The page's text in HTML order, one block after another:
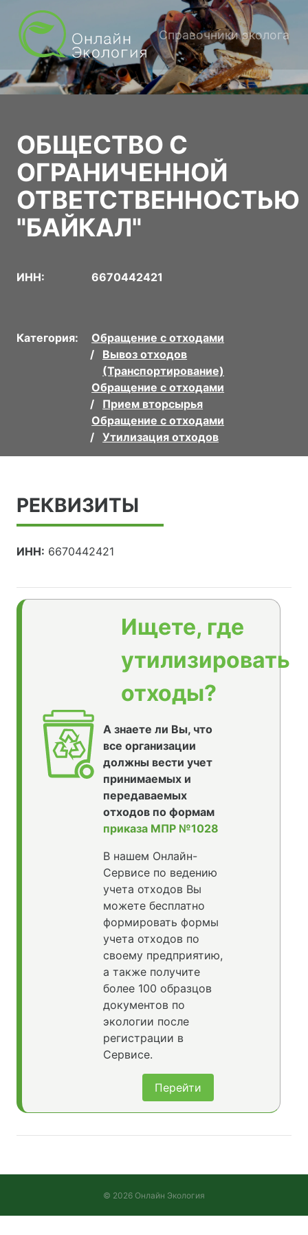
Справочники эколога
ОБЩЕСТВО С
ОГРАНИЧЕННОЙ
ОТВЕТСТВЕННОСТЬЮ
"БАЙКАЛ"
ИНН: 6670442421
Категория:
Обращение с отходами
Вывоз отходов
(Транспортирование)
Обращение с отходами
Прием вторсырья
Обращение с отходами
Утилизация отходов
РЕКВИЗИТЫ
ИНН: 6670442421
Ищете, где
утилизировать
отходы?
А знаете ли Вы, что
все организации
должны вести учет
принимаемых и
передаваемых
отходов по формам
приказа МПР №1028
В нашем Онлайн-
Сервисе по ведению
учета отходов Вы
можете бесплатно
формировать формы
учета отходов по
своему предприятию,
а также получите
более 100 образцов
документов по
экологии после
регистрации в
Сервисе.
Перейти
© 2026 Онлайн Экология